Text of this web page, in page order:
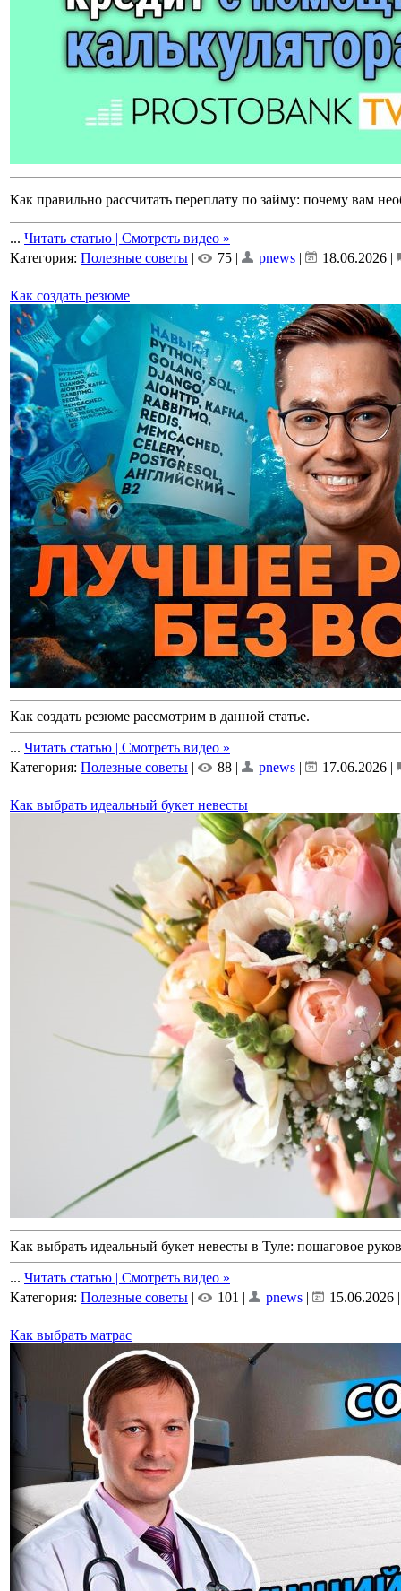
Как правильно рассчитать переплату по займу: почему вам
... Читать статью | Смотреть видео »
Категория: Полезные советы | 75 | pnews | 18.06.2026 |
Как создать резюме
Как создать резюме рассмотрим в данной статье.
... Читать статью | Смотреть видео »
Категория: Полезные советы | 88 | pnews | 17.06.2026 |
Как выбрать идеальный букет невесты
Как выбрать идеальный букет невесты в Туле: пошаговое
... Читать статью | Смотреть видео »
Категория: Полезные советы | 101 | pnews | 15.06.2026
Как выбрать матрас